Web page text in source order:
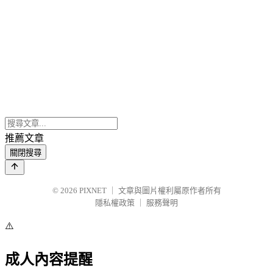
推薦文章
關閉搜尋
© 2026 PIXNET
文章與圖片權利屬原作者所有
隱私權政策
服務聲明
⚠️
成人內容提醒